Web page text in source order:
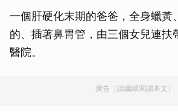
一個肝硬化末期的爸爸，全身蠟黃
的、插著鼻胃管，由三個女兒連扶
醫院。
廣告（請繼續閱讀本文）